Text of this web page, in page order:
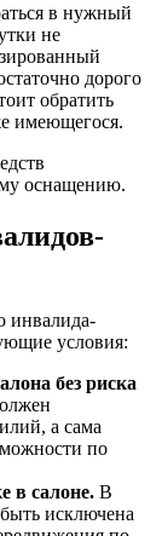
в нужный
не
дорого
обратить
имеющегося.
оснащению.
инвалида-
условия:
без риска
а сама
по
в салоне. В
исключена